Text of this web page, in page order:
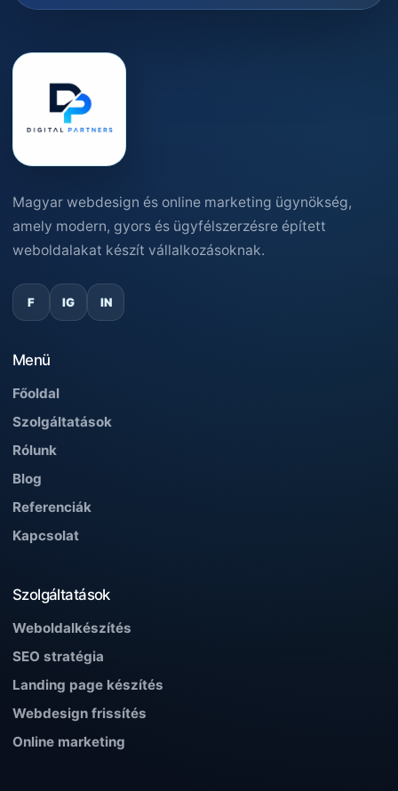
Magyar webdesign és online marketing ügynökség,
amely modern, gyors és ügyfélszerzésre épített
weboldalakat készít vállalkozásoknak.
F IG IN
Menü
Főoldal
Szolgáltatások
Rólunk
Blog
Referenciák
Kapcsolat
Szolgáltatások
Weboldalkészítés
SEO stratégia
Landing page készítés
Webdesign frissítés
Online marketing